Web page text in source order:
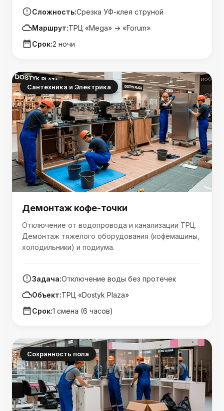
Сложность:Срезка УФ-клея струной
Маршрут:ТРЦ «Mega» -> «Forum»
Срок:2 ночи
Сантехника и Электрика
Демонтаж кофе-точки
Отключение от водопровода и канализации ТРЦ.
Демонтаж тяжелого оборудования (кофемашины,
холодильники) и подиума.
Задача:Отключение воды без протечек
Объект:ТРЦ «Dostyk Plaza»
Срок:1 смена (6 часов)
Сохранность пола